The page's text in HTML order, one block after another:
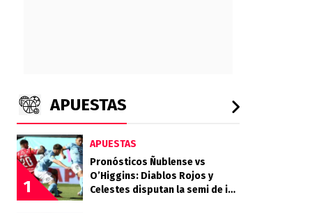
APUESTAS
1
APUESTAS
Pronósticos Ñublense vs
O’Higgins: Diablos Rojos y
Celestes disputan la semi de ida